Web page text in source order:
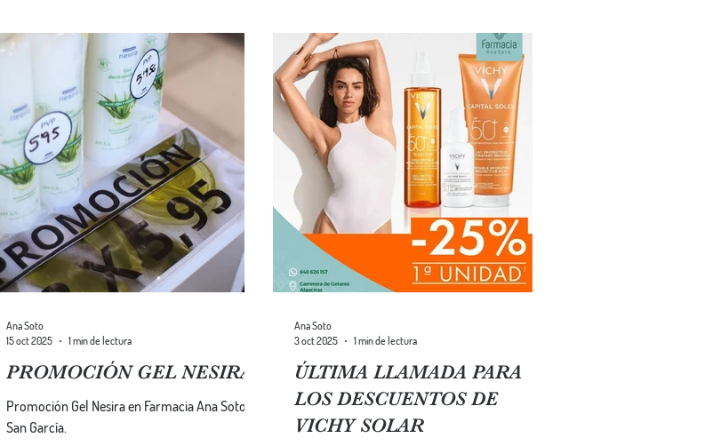
PROMOCIÓN GEL NESIRA
Promoción Gel Nesira en Farmacia Ana Soto en
San García.
Ana Soto
15 oct 2025
1 min de lectura
ÚLTIMA LLAMADA PARA
LOS DESCUENTOS DE
VICHY SOLAR
Ana Soto
3 oct 2025
1 min de lectura